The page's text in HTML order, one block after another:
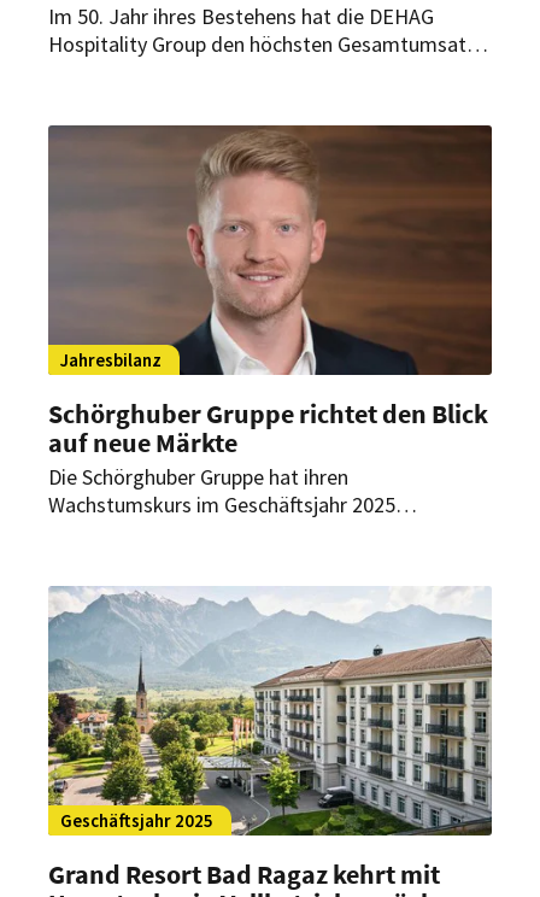
Im 50. Jahr ihres Bestehens hat die DEHAG
Hospitality Group den höchsten Gesamtumsatz
Jahresbilanz
Schörghuber Gruppe richtet den Blick
auf neue Märkte
Die Schörghuber Gruppe hat ihren
Wachstumskurs im Geschäftsjahr 2025
ansässige Unternehmensgruppe ihren
Gesamtumsatz steigern. Wachstumstreiber war
vor allem die Paulaner Brauerei Gruppe.
Geschäftsjahr 2025
Grand Resort Bad Ragaz kehrt mit